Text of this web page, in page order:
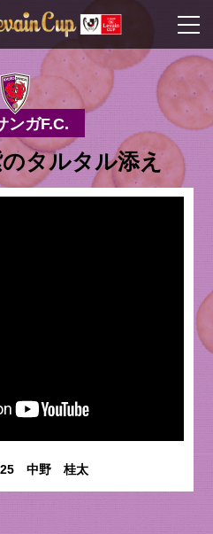
ンガF.C.
タルタル添え
25 中野 桂太